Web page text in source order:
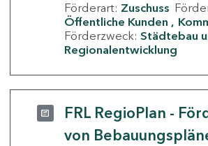
Förderart: Zuschuss
Öffentliche Kunden
Förderzweck: Städtebau
Regionalentwicklung
FRL RegioPlan -
von